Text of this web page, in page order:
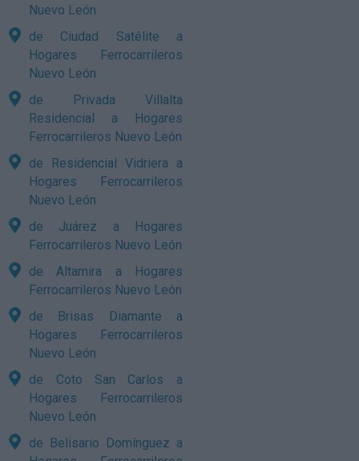
Nuevo León
de Ciudad Satélite a
Hogares Ferrocarrileros
Nuevo León
de Privada Villalta
Residencial a Hogares
Ferrocarrileros Nuevo León
de Residencial Vidriera a
Hogares Ferrocarrileros
Nuevo León
de Juárez a Hogares
Ferrocarrileros Nuevo León
de Altamira a Hogares
Ferrocarrileros Nuevo León
de Brisas Diamante a
Hogares Ferrocarrileros
Nuevo León
de Coto San Carlos a
Hogares Ferrocarrileros
Nuevo León
de Belisario Domínguez a